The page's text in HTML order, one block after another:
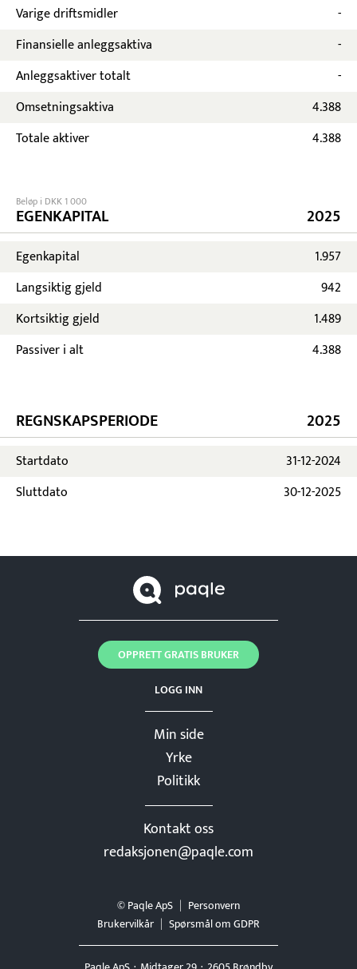
Varige driftsmidler
-
Finansielle anleggsaktiva
-
Anleggsaktiver totalt
-
Omsetningsaktiva
4.388
Totale aktiver
4.388
Beløp i DKK 1 000
EGENKAPITAL 2025
Egenkapital
1.957
Langsiktig gjeld
942
Kortsiktig gjeld
1.489
Passiver i alt
4.388
REGNSKAPSPERIODE 2025
Startdato
31-12-2024
Sluttdato
30-12-2025
Min side
Yrke
Politikk
Kontakt oss
redaksjonen@paqle.com
LOGG INN
OPPRETT GRATIS BRUKER
© Paqle ApS
Personvern
Brukervilkår
Spørsmål om GDPR